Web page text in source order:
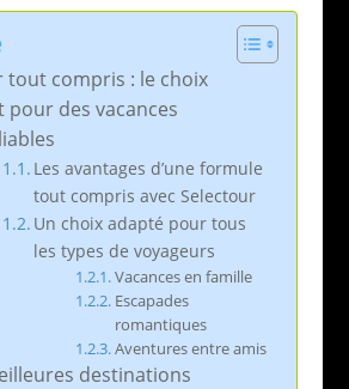
tout compris : le choix
pour des vacances
Les avantages d’une formule
tout compris avec Selectour
Un choix adapté pour tous
les types de voyageurs
Vacances en famille
Escapades
romantiques
Aventures entre amis
destinations